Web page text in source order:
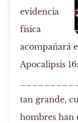
evidencia
física
acompañará
Apocalipsis
tan grande,
hombres han